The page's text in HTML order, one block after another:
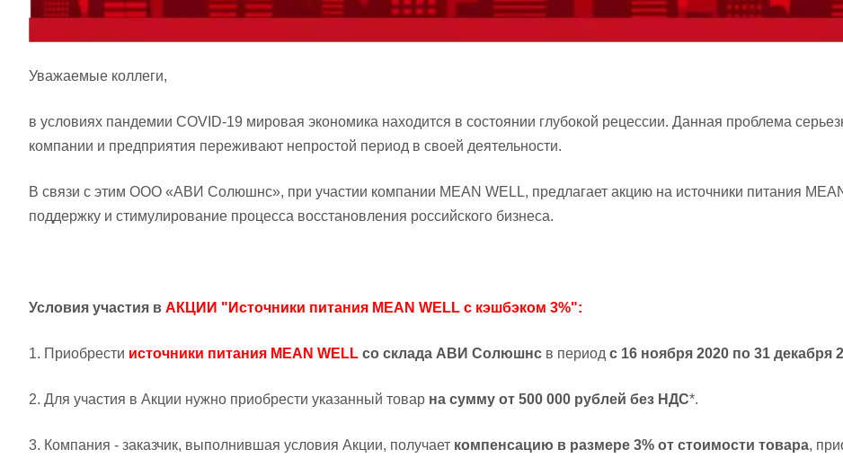
Уважаемые коллеги,
в условиях пандемии COVID-19 мировая экономика находится в состоянии глубокой рецессии. Данная проблема
компании и предприятия переживают непростой период в своей деятельности.
В связи с этим ООО «АВИ Солюшнс», при участии компании MEAN WELL, предлагает акцию на источники питания
поддержку и стимулирование процесса восстановления российского бизнеса.
Условия участия в АКЦИИ "Источники питания MEAN WELL с кэшбэком 3%":
1. Приобрести источники питания MEAN WELL со склада АВИ Солюшнс в период с 16 ноября 2020 по 31 декабря
2. Для участия в Акции нужно приобрести указанный товар на сумму от 500 000 рублей без НДС*.
3. Компания - заказчик, выполнившая условия Акции, получает компенсацию в размере 3% от стоимости товара,